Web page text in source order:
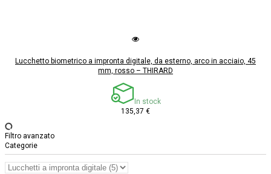
Lucchetto biometrico a impronta digitale, da esterno, arco in acciaio, 45
mm, rosso – THIRARD
In stock
135,37 €
Filtro avanzato
Categorie